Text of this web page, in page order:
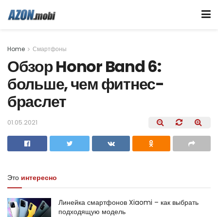
Home Смартфоны
Обзор Honor Band 6:
больше, чем фитнес-
браслет
01.05.2021
Это интересно
Линейка смартфонов Xiaomi – как выбрать
подходящую модель